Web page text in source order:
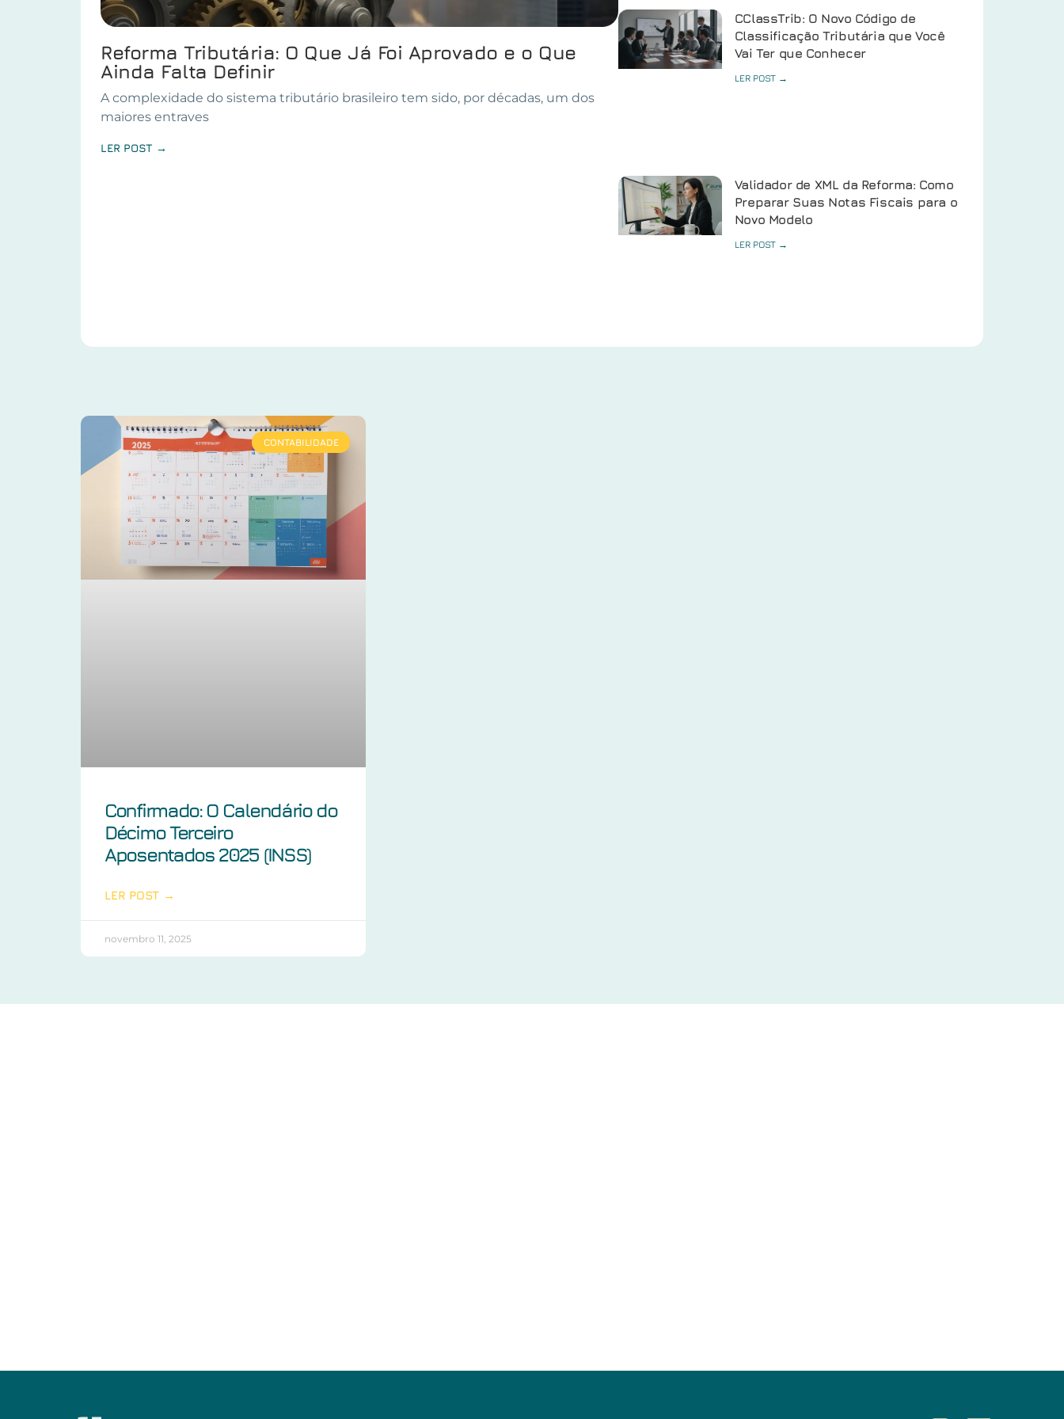
Reforma Tributária: O Que Já Foi Aprovado e o Que
Ainda Falta Definir
A complexidade do sistema tributário brasileiro tem sido, por décadas, um dos
maiores entraves
LER POST →
CClassTrib: O Novo Código de
Classificação Tributária que Você
Vai Ter que Conhecer
LER POST →
Validador de XML da Reforma: Como
Preparar Suas Notas Fiscais para o
Novo Modelo
LER POST →
CONTABILIDADE
Confirmado: O Calendário do
Décimo Terceiro
Aposentados 2025 (INSS)
LER POST →
novembro 11, 2025